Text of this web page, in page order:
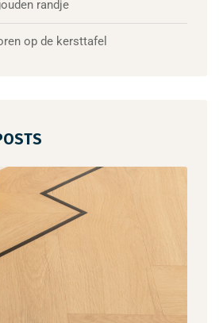
randje
op de kersttafel